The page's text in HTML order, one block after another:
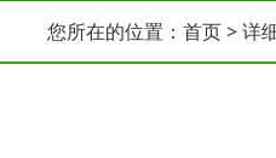
您所在的位置： 首页> 详